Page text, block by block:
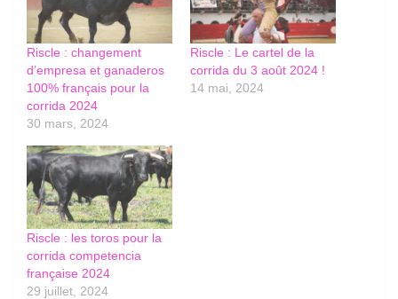
Riscle : changement
d’empresa et ganaderos
100% français pour la
corrida 2024
30 mars, 2024
Riscle : Le cartel de la
corrida du 3 août 2024 !
14 mai, 2024
Riscle : les toros pour la
corrida competencia
française 2024
29 juillet, 2024